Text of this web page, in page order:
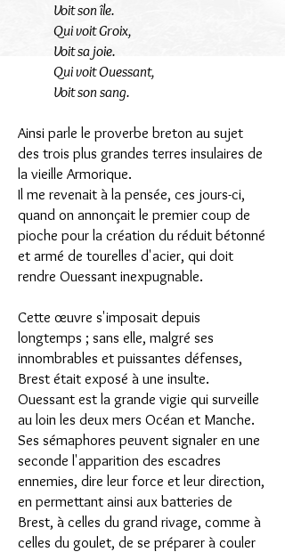
Voit son île.
Qui voit Groix,
Voit sa joie.
Qui voit Ouessant,
Voit son sang.
Ainsi parle le proverbe breton au sujet
des trois plus grandes terres insulaires de
la vieille Armorique.
Il me revenait à la pensée, ces jours-ci,
quand on annonçait le premier coup de
pioche pour la création du réduit bétonné
et armé de tourelles d'acier, qui doit
rendre Ouessant inexpugnable.
Cette œuvre s'imposait depuis
longtemps ; sans elle, malgré ses
innombrables et puissantes défenses,
Brest était exposé à une insulte.
Ouessant est la grande vigie qui surveille
au loin les deux mers Océan et Manche.
Ses sémaphores peuvent signaler en une
seconde l'apparition des escadres
ennemies, dire leur force et leur direction,
en permettant ainsi aux batteries de
Brest, à celles du grand rivage, comme à
celles du goulet, de se préparer à couler